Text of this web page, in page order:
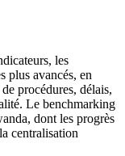
les
plus avancés, en
procédures, délais,
Le benchmarking
dont les progrès
centralisation